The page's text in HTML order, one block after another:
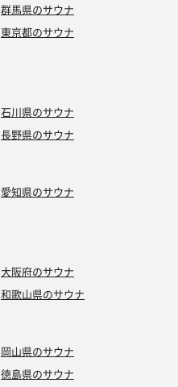
群馬県のサウナ
東京都のサウナ
石川県のサウナ
長野県のサウナ
愛知県のサウナ
大阪府のサウナ
和歌山県のサウナ
岡山県のサウナ
徳島県のサウナ